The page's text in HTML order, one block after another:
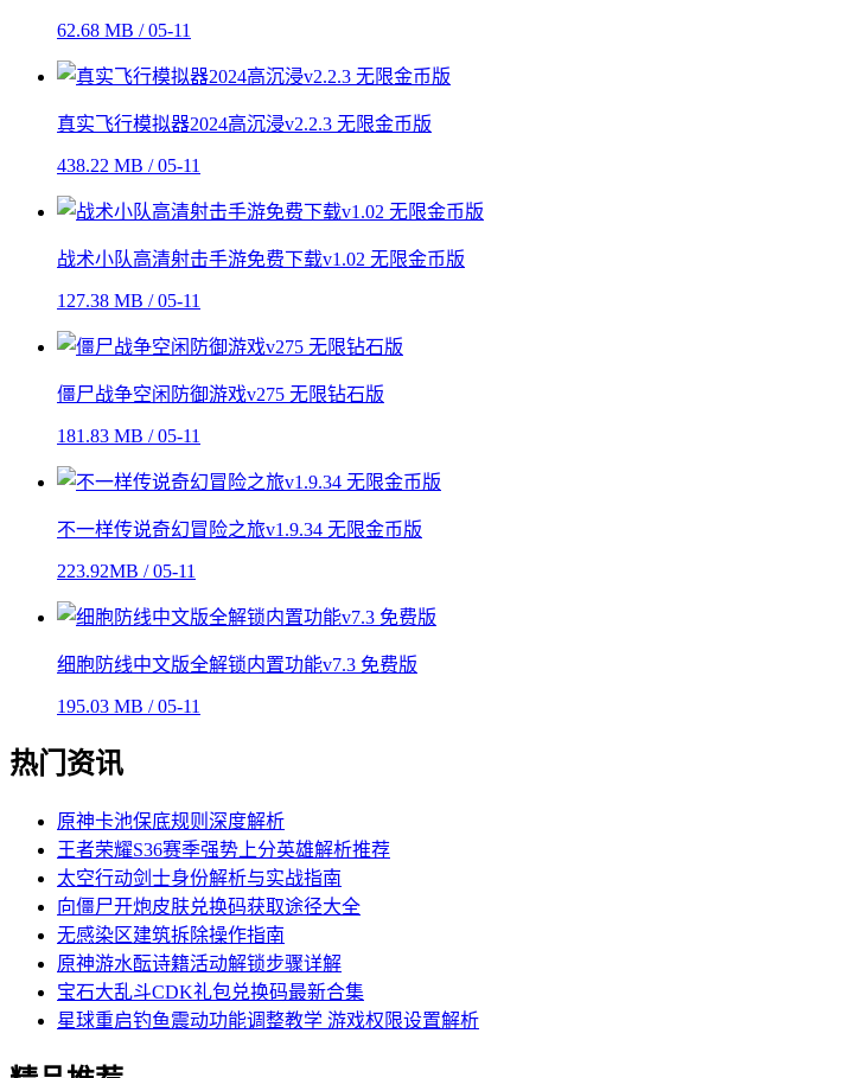
62.68 MB / 05-11
真实飞行模拟器2024高沉浸v2.2.3 无限金币版
438.22 MB / 05-11
战术小队高清射击手游免费下载v1.02 无限金币版
127.38 MB / 05-11
僵尸战争空闲防御游戏v275 无限钻石版
181.83 MB / 05-11
不一样传说奇幻冒险之旅v1.9.34 无限金币版
223.92MB / 05-11
细胞防线中文版全解锁内置功能v7.3 免费版
195.03 MB / 05-11
热门资讯
原神卡池保底规则深度解析
王者荣耀S36赛季强势上分英雄解析推荐
太空行动剑士身份解析与实战指南
向僵尸开炮皮肤兑换码获取途径大全
无感染区建筑拆除操作指南
原神游水酝诗籍活动解锁步骤详解
宝石大乱斗CDK礼包兑换码最新合集
星球重启钓鱼震动功能调整教学 游戏权限设置解析